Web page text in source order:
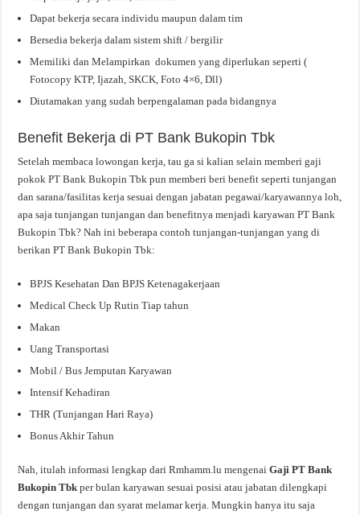
Dapat bekerja secara individu maupun dalam tim
Bersedia bekerja dalam sistem shift / bergilir
Memiliki dan Melampirkan dokumen yang diperlukan seperti (
Fotocopy KTP, Ijazah, SKCK, Foto 4×6, Dll)
Diutamakan yang sudah berpengalaman pada bidangnya
Benefit Bekerja di PT Bank Bukopin Tbk
Setelah membaca lowongan kerja, tau ga si kalian selain memberi gaji
pokok PT Bank Bukopin Tbk pun memberi beri benefit seperti tunjangan
dan sarana/fasilitas kerja sesuai dengan jabatan pegawai/karyawannya loh,
apa saja tunjangan tunjangan dan benefitnya menjadi karyawan PT Bank
Bukopin Tbk? Nah ini beberapa contoh tunjangan-tunjangan yang di
berikan PT Bank Bukopin Tbk:
BPJS Kesehatan Dan BPJS Ketenagakerjaan
Medical Check Up Rutin Tiap tahun
Makan
Uang Transportasi
Mobil / Bus Jemputan Karyawan
Intensif Kehadiran
THR (Tunjangan Hari Raya)
Bonus Akhir Tahun
Nah, itulah informasi lengkap dari Rmhamm.lu mengenaiGaji PT Bank
Bukopin Tbkper bulan karyawan sesuai posisi atau jabatan dilengkapi
dengan tunjangan dan syarat melamar kerja. Mungkin hanya itu saja